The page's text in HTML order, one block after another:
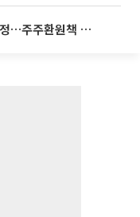
SK하이닉스, 분기배당 375원 확정…주주환원책 9월로 앞당겨 발표